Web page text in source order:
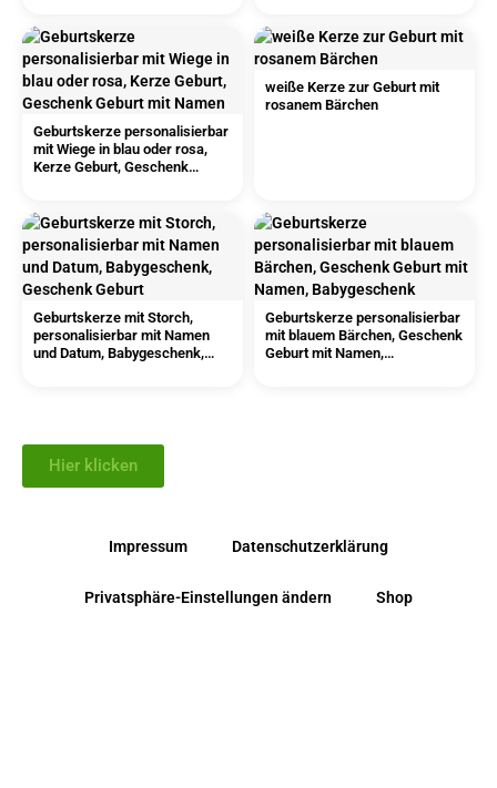
Geburtskerze personalisierbar
mit Wiege in blau oder rosa,
Kerze Geburt, Geschenk
weiße Kerze zur Geburt mit
rosanem Bärchen
Geburtskerze mit Storch,
personalisierbar mit Namen
und Datum, Babygeschenk,
Geburtskerze personalisierbar
mit blauem Bärchen, Geschenk
Geburt mit Namen,
Hier klicken
Impressum Datenschutzerklärung
Privatsphäre-Einstellungen ändern Shop